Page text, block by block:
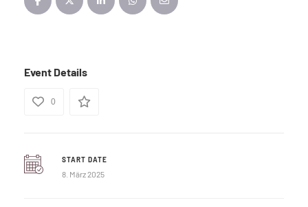
Event Details
0
START DATE
8. März 2025